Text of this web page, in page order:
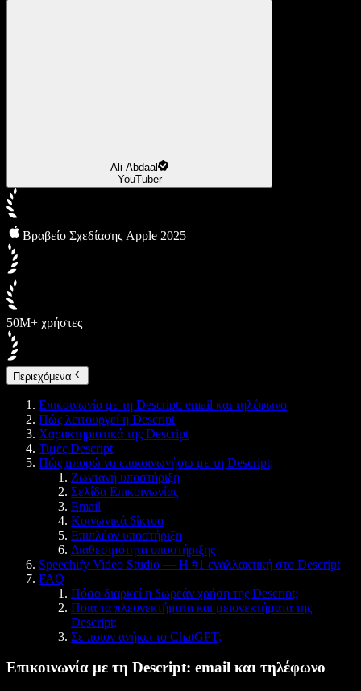
Ali Abdaal
YouTuber
Βραβείο Σχεδίασης Apple 2025
50M+ χρήστες
Περιεχόμενα
Επικοινωνία με τη Descript: email και τηλέφωνο
Πώς λειτουργεί η Descript
Χαρακτηριστικά της Descript
Τιμές Descript
Πώς μπορώ να επικοινωνήσω με τη Descript;
Ζωντανή υποστήριξη
Σελίδα Επικοινωνίας
Email
Κοινωνικά δίκτυα
Επιπλέον υποστήριξη
Διαθεσιμότητα υποστήριξης
Speechify Video Studio — Η #1 εναλλακτική στο Descript
FAQ
Πόσο διαρκεί η δωρεάν χρήση της Descript;
Ποια τα πλεονεκτήματα και μειονεκτήματα της
Descript;
Σε ποιον ανήκει το ChatGPT;
Επικοινωνία με τη Descript: email και τηλέφωνο